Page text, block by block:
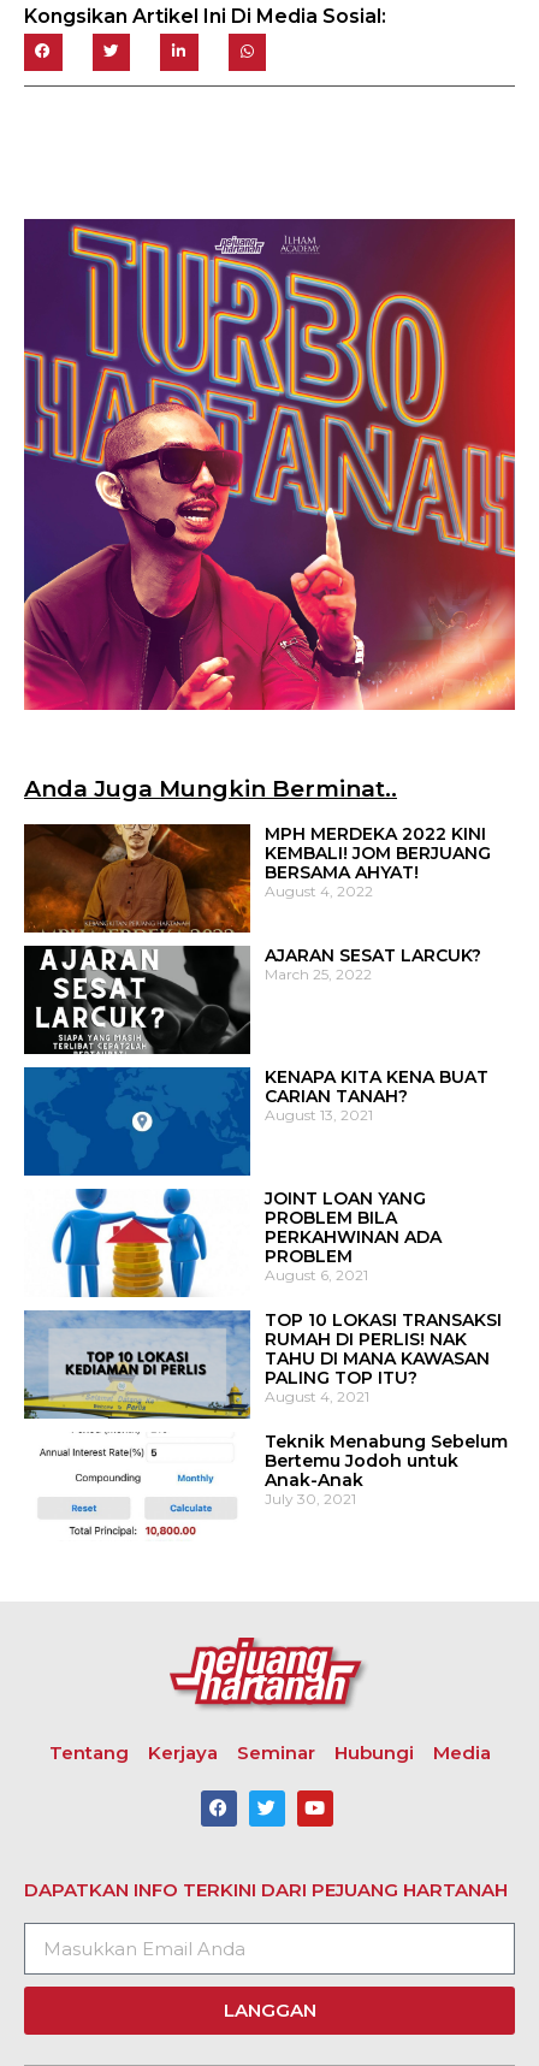
Kongsikan Artikel Ini Di Media Sosial:
Anda Juga Mungkin Berminat..
MPH MERDEKA 2022 KINI
KEMBALI! JOM BERJUANG
BERSAMA AHYAT!
August 4, 2022
AJARAN SESAT LARCUK?
March 25, 2022
KENAPA KITA KENA BUAT
CARIAN TANAH?
August 13, 2021
JOINT LOAN YANG
PROBLEM BILA
PERKAHWINAN ADA
PROBLEM
August 6, 2021
TOP 10 LOKASI TRANSAKSI
RUMAH DI PERLIS! NAK
TAHU DI MANA KAWASAN
PALING TOP ITU?
August 4, 2021
Teknik Menabung Sebelum
Bertemu Jodoh untuk
Anak-Anak
July 30, 2021
Tentang Kerjaya Seminar Hubungi Media
DAPATKAN INFO TERKINI DARI PEJUANG HARTANAH
LANGGAN